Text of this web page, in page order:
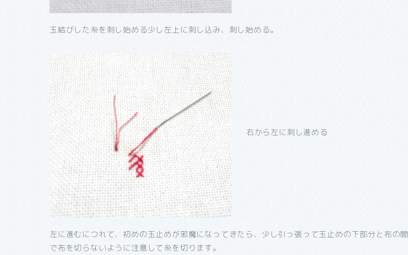
玉結びした糸を刺し始める少し左上に刺し込み、刺し始める。
右から左に刺し進める
左に進むにつれて、初めの玉止めが邪魔になってきたら、少し引っ張って玉止めの下部分と布の間
で布を切らないように注意して糸を切ります。